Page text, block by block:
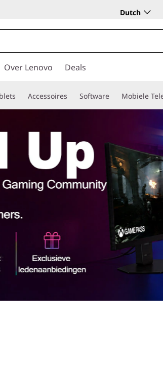
Dutch
Over Lenovo Deals
Accessoires Software Mobiele